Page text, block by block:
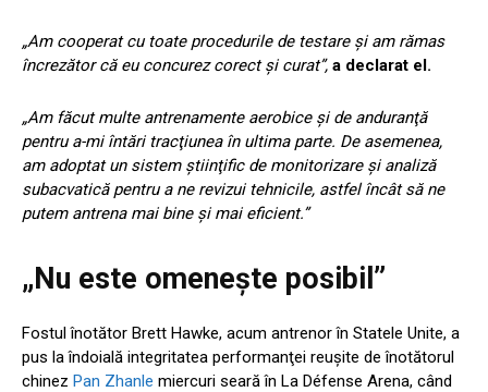
„Am cooperat cu toate procedurile de testare şi am rămas
încrezător că eu concurez corect şi curat”, a declarat el.
„Am făcut multe antrenamente aerobice şi de anduranţă
pentru a-mi întări tracţiunea în ultima parte. De asemenea,
am adoptat un sistem ştiinţific de monitorizare şi analiză
subacvatică pentru a ne revizui tehnicile, astfel încât să ne
putem antrena mai bine şi mai eficient.”
„Nu este omeneşte posibil”
Fostul înotător Brett Hawke, acum antrenor în Statele Unite, a
pus la îndoială integritatea performanţei reuşite de înotătorul
chinez Pan Zhanle miercuri seară în La Défense Arena, când